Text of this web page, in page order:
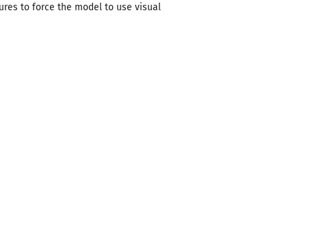
to force the model to use visual